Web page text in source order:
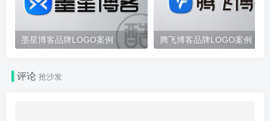
墨星博客品牌LOGO案例 腾飞博客品牌LOGO案例
评论抢沙发